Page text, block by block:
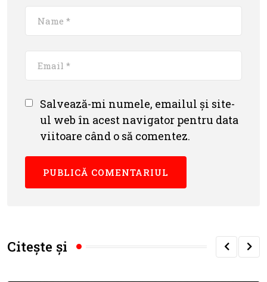
Salvează-mi numele, emailul și site-
ul web în acest navigator pentru data
viitoare când o să comentez.
Citește și